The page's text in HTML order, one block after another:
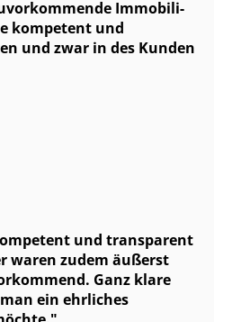
Im­mo­bi­li­
kompetent und
und zwar in des Kunden
und transparent
waren zudem äußerst
Ganz klare
ein ehrliches